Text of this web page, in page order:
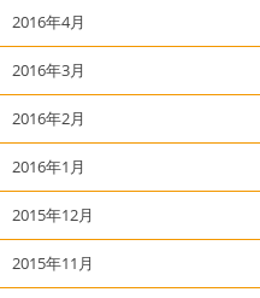
2016年4月
2016年3月
2016年2月
2016年1月
2015年12月
2015年11月